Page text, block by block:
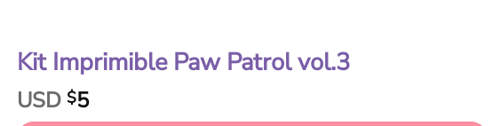
Kit Imprimible Paw Patrol vol.3
USD $5